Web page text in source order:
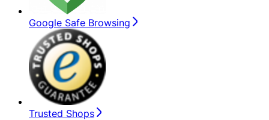
Google Safe Browsing
Trusted Shops